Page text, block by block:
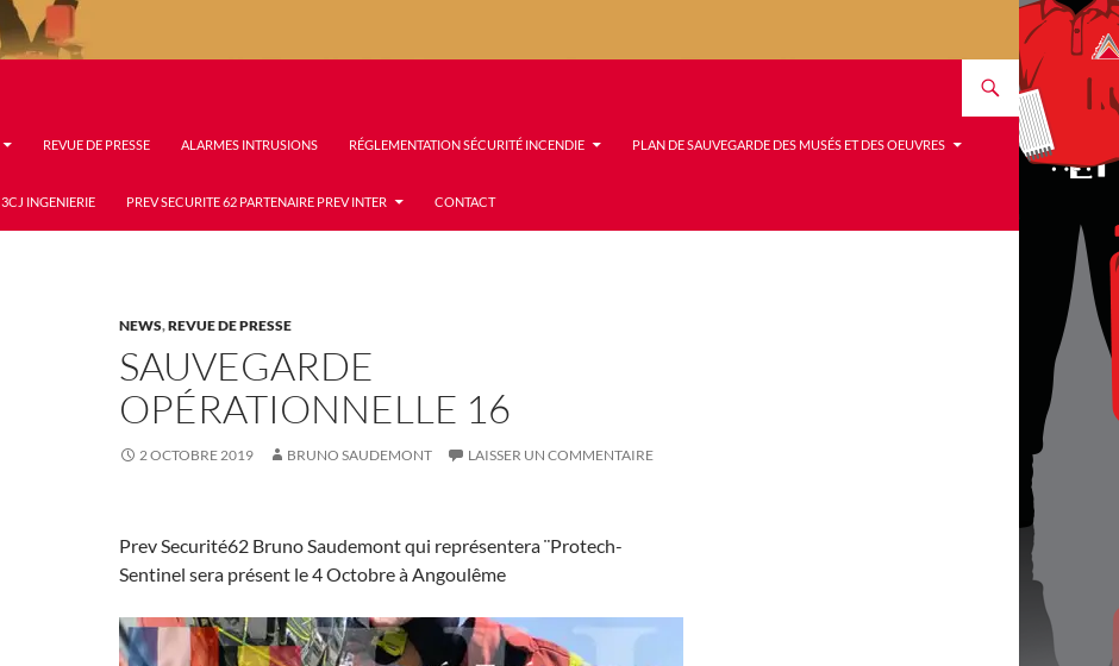
REVUE DE PRESSE ALARMES INTRUSIONS RÉGLEMENTATION SÉCURITÉ INCENDIE PLAN DE SAUVEGARDE DES MUSÉS ET DES OEUVRES
3CJ INGENIERIE PREV SECURITE 62 PARTENAIRE PREV INTER CONTACT
NEWS,REVUE DE PRESSE
SAUVEGARDE
OPÉRATIONNELLE 16
2 OCTOBRE 2019 BRUNO SAUDEMONT LAISSER UN COMMENTAIRE
Prev Securité62 Bruno Saudemont qui représentera ¨Protech-
Sentinel sera présent le 4 Octobre à Angoulême